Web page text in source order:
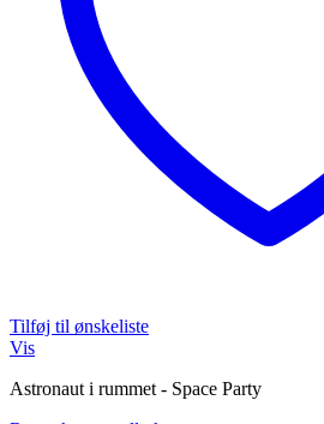
Tilføj til ønskeliste
Vis
Astronaut i rummet - Space Party